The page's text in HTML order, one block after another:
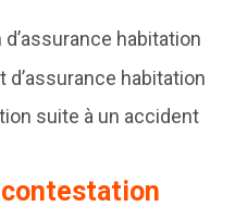
habitation
habitation
suite à un accident